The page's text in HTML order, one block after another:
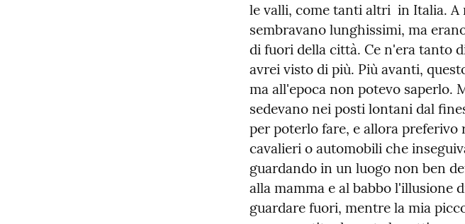
le valli, come tanti altri  in Italia. A
sembravano lunghissimi, ma
di fuori della città. Ce n'era tanto
avrei visto di più. Più avanti,
ma all'epoca non potevo saperlo.
sedevano nei posti lontani dal
per poterlo fare, e allora
cavalieri o automobili che
guardando in un luogo non ben
alla mamma e al babbo l'illusione
guardare fuori, mentre la mia